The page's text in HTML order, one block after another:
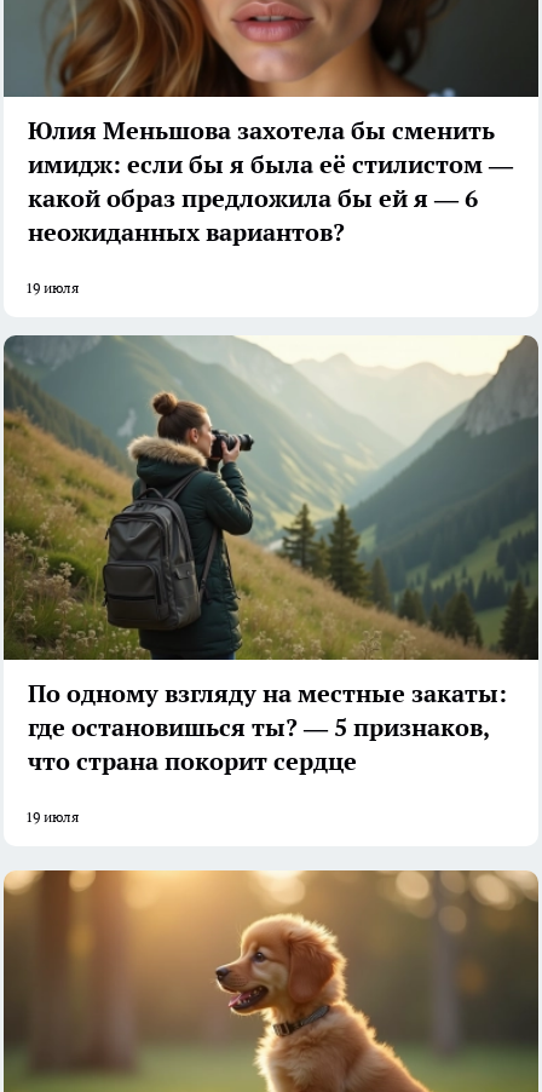
Юлия Меньшова захотела бы сменить
имидж: если бы я была её стилистом —
какой образ предложила бы ей я — 6
неожиданных вариантов?
19 июля
По одному взгляду на местные закаты:
где остановишься ты? — 5 признаков,
что страна покорит сердце
19 июля